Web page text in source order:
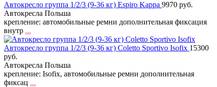
Автокресло группа 1/2/3 (9-36 кг) Espiro Kappa 9970 руб.
Автокресла Польша
крепление: автомобильные ремни дополнительная фиксация
внутр ...
Автокресло группа 1/2/3 (9-36 кг) Coletto Sportivo Isofix 15300
руб.
Автокресла Польша
крепление: Isofix, автомобильные ремни дополнительная
фиксац ...